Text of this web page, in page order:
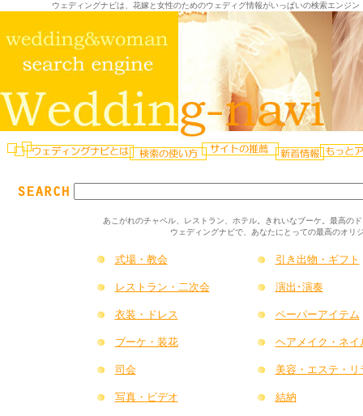
ウェディングナビは、花嫁と女性のためのウェディグ情報がいっぱいの検索エンジ
あこがれのチャペル、レストラン、ホテル。きれいなブーケ。最高の
ウェディングナビで、あなたにとっての最高のオリ
式場・教会 引き出物・ギフト
レストラン・二次会 演出･演奏
衣装・ドレス ペーパーアイテム
ブーケ・装花 ヘアメイク・ネイ
司会 美容・エステ・
写真・ビデオ 結納